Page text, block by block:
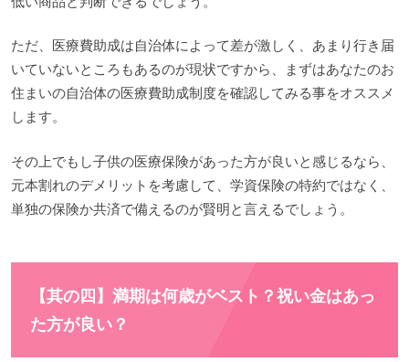
ただ、医療費助成は自治体によって差が激しく、あまり行き届
いていないところもあるのが現状ですから、まずはあなたのお
住まいの自治体の医療費助成制度を確認してみる事をオススメ
します。
その上でもし子供の医療保険があった方が良いと感じるなら、
元本割れのデメリットを考慮して、学資保険の特約ではなく、
単独の保険か共済で備えるのが賢明と言えるでしょう。
【其の四】満期は何歳がベスト？祝い金はあっ
た方が良い？